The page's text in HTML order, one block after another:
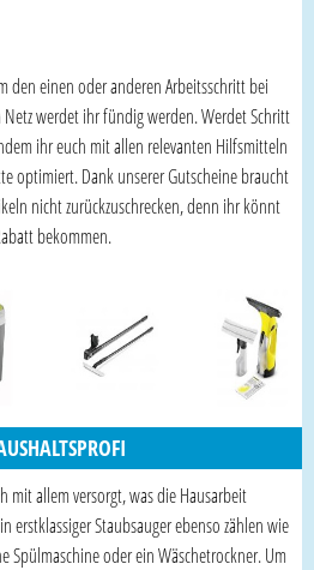
den einen oder anderen Arbeitsschritt bei
werdet ihr fündig werden. Werdet Schritt
ihr euch mit allen relevanten Hilfsmitteln
optimiert. Dank unserer Gutscheine braucht
nicht zurückzuschrecken, denn ihr könnt
bekommen.
mit allem versorgt, was die Hausarbeit
erstklassiger Staubsauger ebenso zählen wie
Spülmaschine oder ein Wäschetrockner. Um